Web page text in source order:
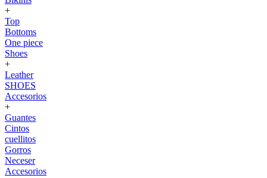
+
Top
Bottoms
One piece
Shoes
+
Leather
SHOES
Accesorios
+
Guantes
Cintos
cuellitos
Gorros
Neceser
Accesorios